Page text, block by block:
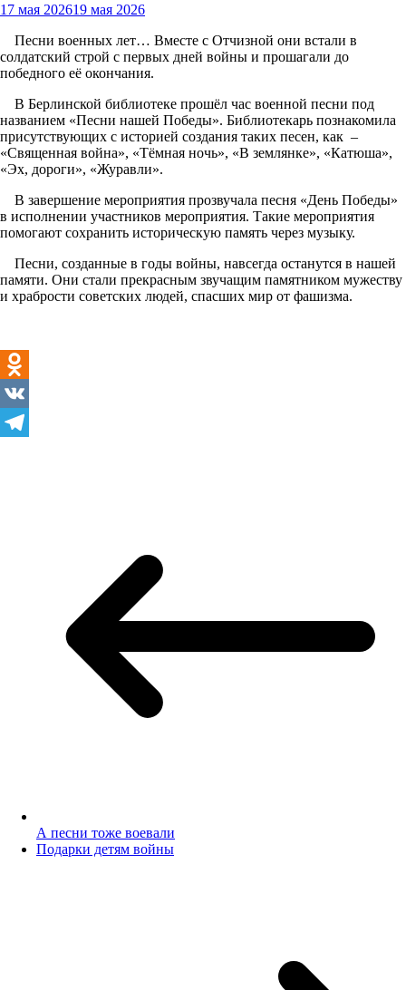
17 мая 202619 мая 2026
Песни военных лет… Вместе с Отчизной они встали в
солдатский строй с первых дней войны и прошагали до
победного её окончания.
В Берлинской библиотеке прошёл час военной песни под
названием «Песни нашей Победы». Библиотекарь познакомила
присутствующих с историей создания таких песен, как –
«Священная война», «Тёмная ночь», «В землянке», «Катюша»,
«Эх, дороги», «Журавли».
В завершение мероприятия прозвучала песня «День Победы»
в исполнении участников мероприятия. Такие мероприятия
помогают сохранить историческую память через музыку.
Песни, созданные в годы войны, навсегда останутся в нашей
памяти. Они стали прекрасным звучащим памятником мужеству
и храбрости советских людей, спасших мир от фашизма.
Odnoklassniki
VK
А песни тоже воевали
Подарки детям войны